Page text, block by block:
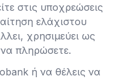
στις υποχρεώσεις
ελάχιστου
χρησιμεύει ως
πληρώσετε.
ή να θέλεις να